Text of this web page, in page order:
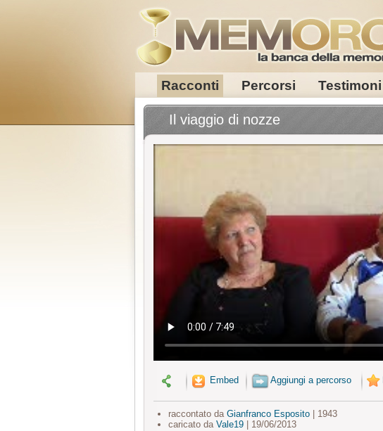
Racconti Percorsi Testimoni
Il viaggio di nozze
Embed Aggiungi a percorso
raccontato da Gianfranco Esposito| 1943
caricato da Vale19| 19/06/2013